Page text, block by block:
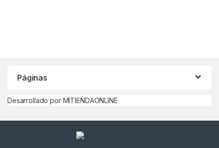
Páginas
Desarrollado por MITIENDAONLINE